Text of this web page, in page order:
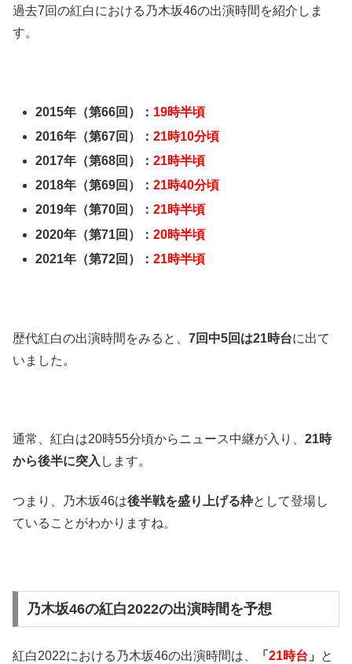
過去7回の紅白における乃木坂46の出演時間を紹介しま
す。
2015年（第66回）： 19時半頃
2016年（第67回）：21時10分頃
2017年（第68回）：21時半頃
2018年（第69回）：21時40分頃
2019年（第70回）：21時半頃
2020年（第71回）：20時半頃
2021年（第72回）：21時半頃
歴代紅白の出演時間をみると、 7回中5回は21時台に出て
いました。
通常、紅白は20時55分頃からニュース中継が入り、 21時
から後半に突入 します。
つまり、乃木坂46は後半戦を盛り上げる枠として登場し
ていることがわかりますね。
乃木坂46の紅白2022の出演時間を予想
紅白2022における乃木坂46の出演時間は、 「 21時台 」
と